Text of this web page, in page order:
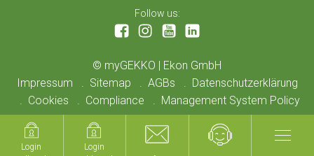
Login
Login
Login
Login
Follow us:
© myGEKKO | Ekon GmbH
Impressum
Sitemap AGBs
Datenschutzerklärung
Cookies
Compliance Management System Policy